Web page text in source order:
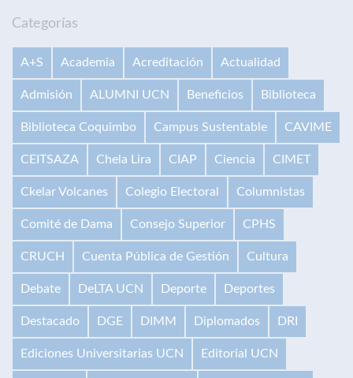
Categorías
A+S Academia Acreditación Actualidad
Admisión ALUMNI UCN Beneficios Biblioteca
Biblioteca Coquimbo Campus Sustentable CAVIME
CEITSAZA Chela Lira CIAP Ciencia CIMET
Ckelar Volcanes Colegio Electoral Columnistas
Comité de Dama Consejo Superior CPHS
CRUCH Cuenta Pública de Gestión Cultura
Debate DeLTA UCN Deporte Deportes
Destacado DGE DIMM Diplomados DRI
Ediciones Universitarias UCN Editorial UCN